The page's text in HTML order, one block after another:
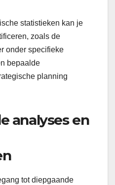
statistieken kan je
zoals de
onder specifieke
bepaalde
planning
analyses en
tot diepgaande